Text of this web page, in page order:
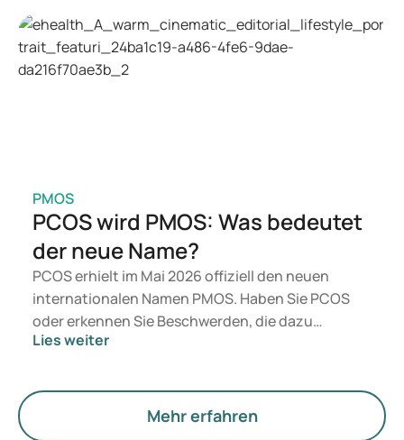
geeignet ist, entscheidet ein Arzt auf Grundlage
Ihrer Gesundheit, Ihres BMI und Ihres
Medikamentenkonsums.
PMOS
PCOS wird PMOS: Was bedeutet
der neue Name?
PCOS erhielt im Mai 2026 offiziell den neuen
internationalen Namen PMOS. Haben Sie PCOS
oder erkennen Sie Beschwerden, die dazu
passen? Medizinisch ändert sich zunächst nichts.
Hormone, den Stoffwechsel und die Funktion der
Lies weiter
Mehr erfahren